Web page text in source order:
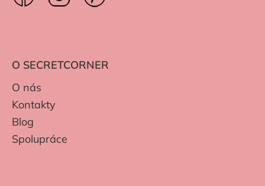
O SECRETCORNER
O nás
Kontakty
Blog
Spolupráce